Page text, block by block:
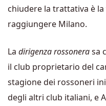
chiudere la trattativa è
raggiungere Milano.
La dirigenza rossonerasa
il club proprietario del
stagione dei rossoneri
degli altri club italiani, e